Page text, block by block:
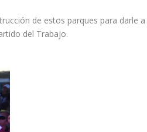
de estos parques para darle a
del Trabajo.